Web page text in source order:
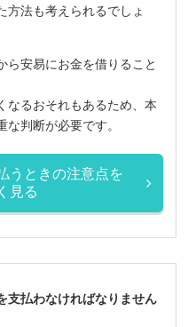
方法も考えられるでしょ
ら安易にお金を借りること
なるおそれもあるため、本
判断が必要です。
うときの注意点を
見る
支払わなければなりません